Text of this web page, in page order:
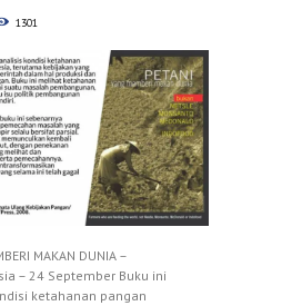
1301
MAKAN DUNIA –
– 24 September Buku ini
ketahanan pangan